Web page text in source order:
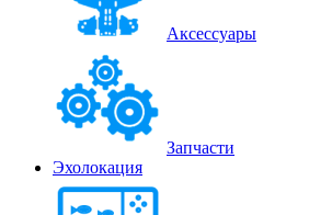
Аксессуары
Запчасти
Эхолокация